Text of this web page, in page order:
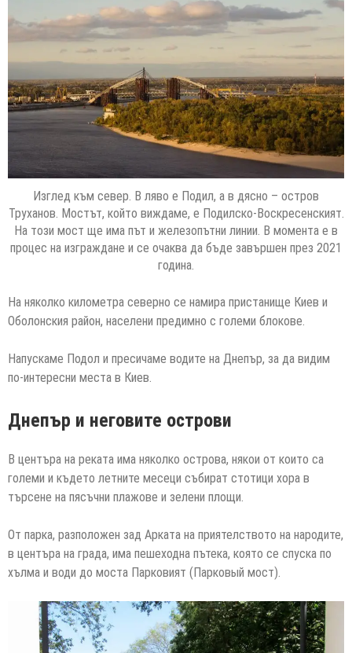
Изглед към север. В ляво е Подил, а в дясно – остров
Труханов. Мостът, който виждаме, е Подилско-Воскресенският.
На този мост ще има път и железопътни линии. В момента е в
процес на изграждане и се очаква да бъде завършен през 2021
година.
На няколко километра северно се намира пристанище Киев и
Оболонския район, населени предимно с големи блокове.
Напускаме Подол и пресичаме водите на Днепър, за да видим
по-интересни места в Киев.
Днепър и неговите острови
В центъра на реката има няколко острова, някои от които са
големи и където летните месеци събират стотици хора в
търсене на пясъчни плажове и зелени площи.
От парка, разположен зад Арката на приятелството на народите,
в центъра на града, има пешеходна пътека, която се спуска по
хълма и води до моста Парковият (Парковый мост).